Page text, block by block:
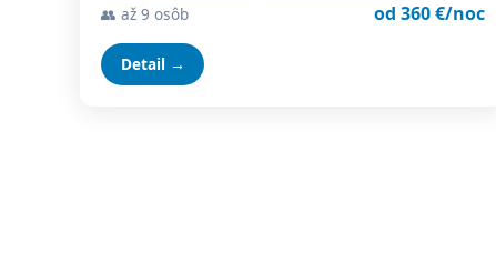
👥 až 9 osôb od 360 €/noc
Detail →